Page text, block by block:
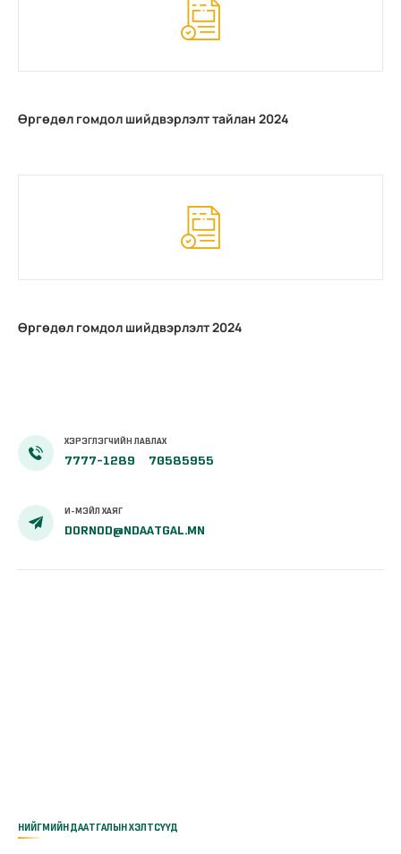
Өргөдөл гомдол шийдвэрлэлт тайлан 2024
Өргөдөл гомдол шийдвэрлэлт 2024
ХЭРЭГЛЭГЧИЙН ЛАВЛАХ
7777-1289 70585955
И-МЭЙЛ ХАЯГ
DORNOD@NDAATGAL.MN
НИЙГМИЙН ДААТГАЛЫН ХЭЛТСҮҮД